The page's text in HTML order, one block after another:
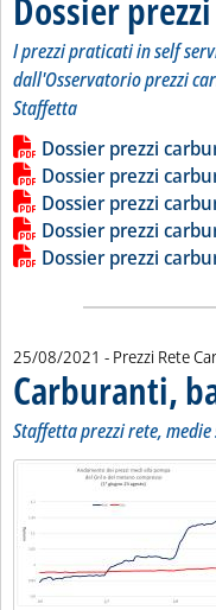
I prezzi praticati in self
dall'Osservatorio prezzi
Staffetta
Leggi tutta la notizia:
Lista allegati
Dossier prezzi
Dossier prezzi
Dossier prezzi
Dossier prezzi
Dossier prezzi
25/08/2021 - Prezzi Rete
Carburanti,
Staffetta prezzi rete,